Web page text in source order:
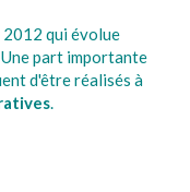
qui évolue
Une part importante
d'être réalisés à
.